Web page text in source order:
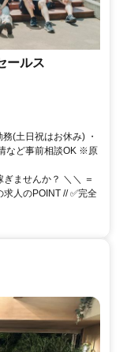
ールス
(土日祝はお休み) ・
など事前相談OK ※原
ませんか？ ＼＼ ＝
人のPOINT // ✅完全